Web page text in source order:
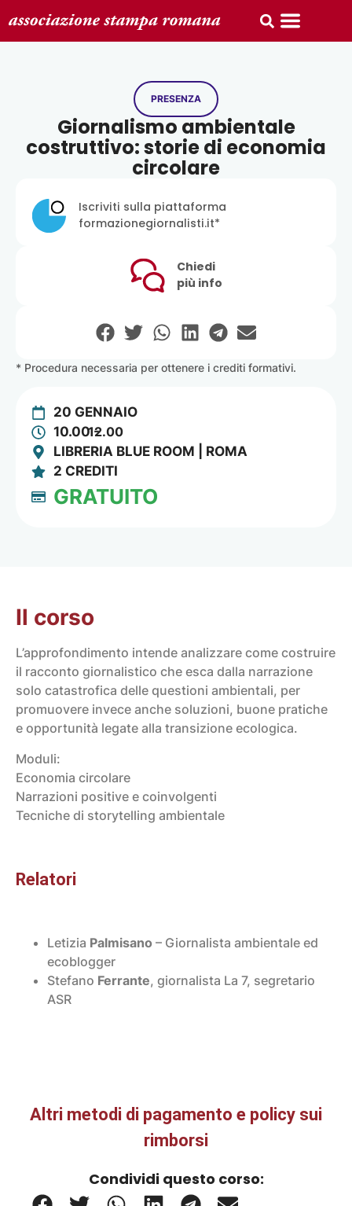
PRESENZA
Giornalismo ambientale
costruttivo: storie di economia
circolare
Iscriviti sulla piattaforma
formazionegiornalisti.it*
Chiedi
più info
* Procedura necessaria per ottenere i crediti formativi.
20 GENNAIO
10.00 -12.00
LIBRERIA BLUE ROOM | ROMA
2 CREDITI
GRATUITO
Il corso
L’approfondimento intende analizzare come costruire
il racconto giornalistico che esca dalla narrazione
solo catastrofica delle questioni ambientali, per
promuovere invece anche soluzioni, buone pratiche
e opportunità legate alla transizione ecologica.
Moduli:
Economia circolare
Narrazioni positive e coinvolgenti
Tecniche di storytelling ambientale
Relatori
Letizia Palmisano – Giornalista ambientale ed
ecoblogger
Stefano Ferrante, giornalista La 7, segretario
ASR
Altri metodi di pagamento e policy sui
rimborsi
Condividi questo corso: